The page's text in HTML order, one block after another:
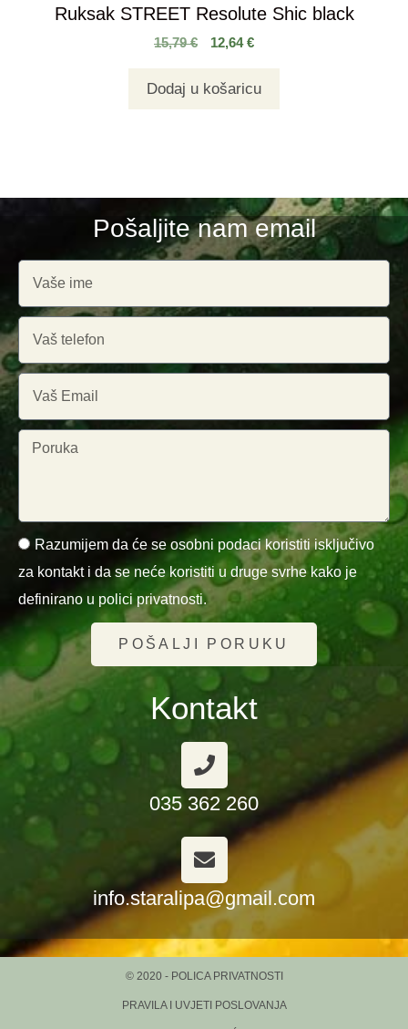
Ruksak STREET Resolute Shic black
15,79€ 12,64€
Dodaj u košaricu
Pošaljite nam email
Razumijem da će se osobni podaci koristiti isključivo
za kontakt i da se neće koristiti u druge svrhe kako je
definirano u polici privatnosti.
POŠALJI PORUKU
Kontakt
035 362 260
info.staralipa@gmail.com
© 2020 - POLICA PRIVATNOSTI
PRAVILA I UVJETI POSLOVANJA